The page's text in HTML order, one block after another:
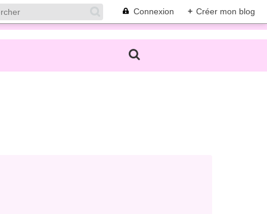
Connexion + Créer mon blog